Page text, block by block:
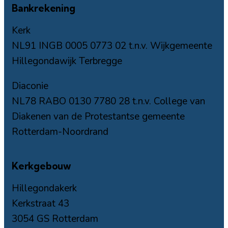
Bankrekening
Kerk
NL91 INGB 0005 0773 02 t.n.v. Wijkgemeente
Hillegondawijk Terbregge
Diaconie
NL78 RABO 0130 7780 28 t.n.v. College van
Diakenen van de Protestantse gemeente
Rotterdam-Noordrand
Kerkgebouw
Hillegondakerk
Kerkstraat 43
3054 GS Rotterdam